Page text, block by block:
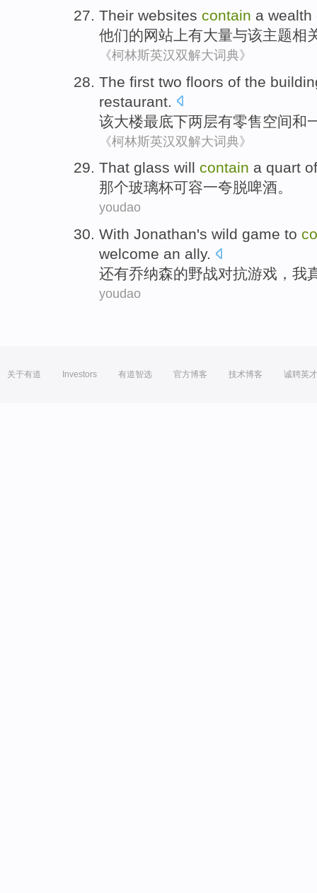
Their websites contain a wealth
他们的网站上有大量与该主题相
《柯林斯英汉双解大词典》
The first two floors of the
restaurant
该大楼最底下两层有零售空间和
《柯林斯英汉双解大词典》
That glass will contain a quart
那个玻璃杯可容一夸脱啤酒。
youdao
With Jonathan's wild game to
welcome an ally.
还有乔纳森的野战对抗游戏 ， 我
youdao
关于有道 Investors 有道智选 官方博客 技术博客 诚聘英才